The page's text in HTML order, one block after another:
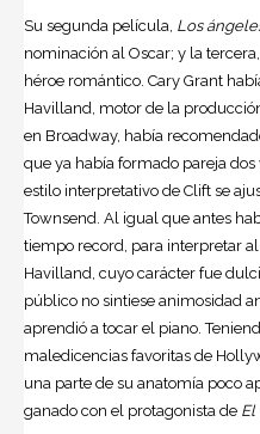
Su segunda película, Los
nominación al Oscar; y la tercera,
héroe romántico. Cary Grant
Havilland, motor de la
en Broadway, había
que ya había formado pareja
estilo interpretativo de Clift se
Townsend. Al igual que antes
tiempo record, para interpretar
Havilland, cuyo carácter fue
público no sintiese animosidad
aprendió a tocar el piano.
maledicencias favoritas de
una parte de su anatomía poco
ganado con el protagonista de El